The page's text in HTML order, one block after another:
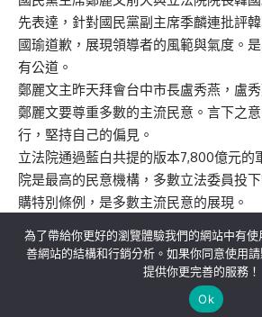
先表達，針對國民黨副主席季麟連批評
國瑜道歉，展現領導者的風範與氣度。
有公道。
鄭麗文主昨天拜會台中市長盧秀燕，盧
鄭麗文要尊重多數的主流民意。言下之
行，堅持自己的偏見。
立法院通過藍白共提的版本7,800億元的
院是最高的民意機構，多數立法委員投
購特別條例，是多數主流民意的展現。
關於我們 隱私權政策 聯
Copyright©MORE News
為了帶給你更好的瀏覽體驗我們的網站中有
善網站的結構和行銷分析。如果你同意使用
提供你更完善的服務！
Ok